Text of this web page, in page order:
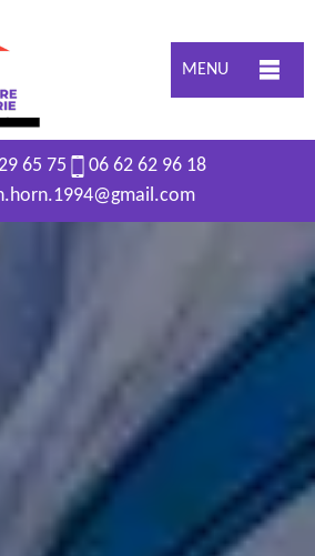
MENU
65 75
06 62 62 96 18